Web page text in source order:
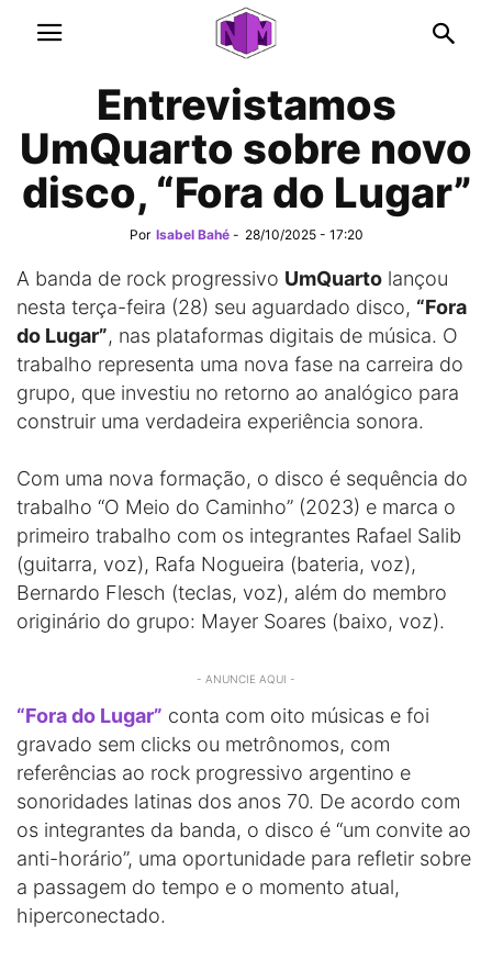
Entrevistamos
UmQuarto sobre novo
disco, “Fora do Lugar”
Por Isabel Bahé - 28/10/2025 - 17:20
A banda de rock progressivo UmQuarto lançou
nesta terça-feira (28) seu aguardado disco, “Fora
do Lugar”, nas plataformas digitais de música. O
trabalho representa uma nova fase na carreira do
grupo, que investiu no retorno ao analógico para
construir uma verdadeira experiência sonora.
Com uma nova formação, o disco é sequência do
trabalho “O Meio do Caminho” (2023) e marca o
primeiro trabalho com os integrantes Rafael Salib
(guitarra, voz), Rafa Nogueira (bateria, voz),
Bernardo Flesch (teclas, voz), além do membro
originário do grupo: Mayer Soares (baixo, voz).
- ANUNCIE AQUI -
“Fora do Lugar” conta com oito músicas e foi
gravado sem clicks ou metrônomos, com
referências ao rock progressivo argentino e
sonoridades latinas dos anos 70. De acordo com
os integrantes da banda, o disco é “um convite ao
anti-horário”, uma oportunidade para refletir sobre
a passagem do tempo e o momento atual,
hiperconectado.